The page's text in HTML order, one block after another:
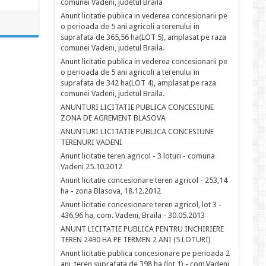
comunei Vadeni, judetul Braila
Anunt licitatie publica in vederea concesionarii pe
o perioada de 5 ani agricoli a terenului in
suprafata de 365,56 ha(LOT 5), amplasat pe raza
comunei Vadeni, judetul Braila.
Anunt licitatie publica in vederea concesionarii pe
o perioada de 5 ani agricoli a terenului in
suprafata de 342 ha(LOT 4), amplasat pe raza
comunei Vadeni, judetul Braila.
ANUNTURI LICITATIE PUBLICA CONCESIUNE
ZONA DE AGREMENT BLASOVA
ANUNTURI LICITATIE PUBLICA CONCESIUNE
TERENURI VADENI
Anunt licitatie teren agricol - 3 loturi - comuna
Vadeni 25.10.2012
Anunt licitatie concesionare teren agricol - 253,14
ha - zona Blasova, 18.12.2012
Anunt licitatie concesionare teren agricol, lot 3 -
436,96 ha, com. Vadeni, Braila - 30.05.2013
ANUNT LICITATIE PUBLICA PENTRU INCHIRIERE
TEREN 2490 HA PE TERMEN 2 ANI (5 LOTURI)
Anunt licitatie publica concesionare pe perioada 2
ani, teren suprafata de 398 ha (lot 1) - com.Vadeni